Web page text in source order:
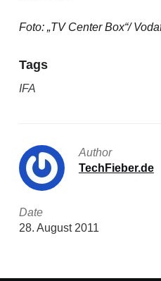
Foto: „TV Center Box“/
Tags
IFA
Author
TechFieber.de
Date
28. August 2011